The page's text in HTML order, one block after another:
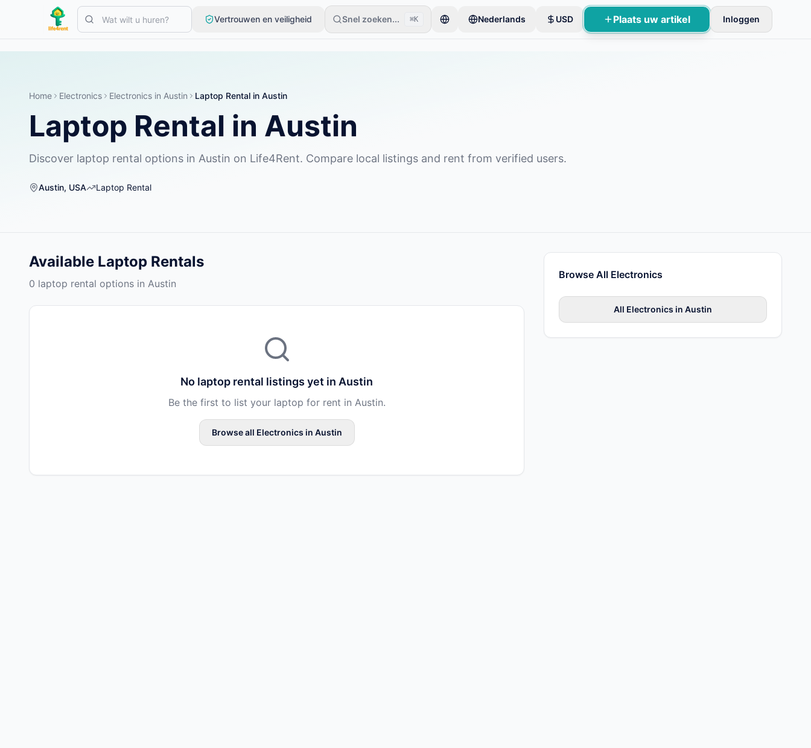
Skip to main content
Vertrouwen en veiligheid Snel zoeken... ⌘K Nederlands USD Plaats uw artikel Inloggen
Home Electronics Electronics in Austin Laptop Rental in Austin
Laptop Rental in Austin
Discover laptop rental options in Austin on Life4Rent. Compare local listings and rent from verified users.
Austin, USA Laptop Rental
Available Laptop Rentals
0 laptop rental options in Austin
No laptop rental listings yet in Austin
Be the first to list your laptop for rent in Austin.
Browse all Electronics in Austin
Browse All Electronics
All Electronics inAustin